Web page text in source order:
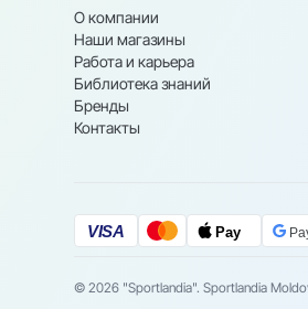
О компании
Наши магазины
Работа и карьера
Библиотека знаний
Бренды
Контакты
VISA Pay
© 2026 "Sportlandia". Sportlandia